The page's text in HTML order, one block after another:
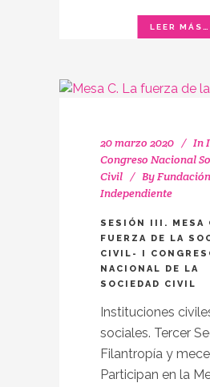
20 marzo 2020 InI
Congreso Nacional
Civil
ByFundación
Independiente
SESIÓN III. MESA
FUERZA DE LA
CIVIL- I
NACIONAL DE LA
SOCIEDAD CIVIL
Instituciones
sociales. Tercer
Filantropía y
Participan en la